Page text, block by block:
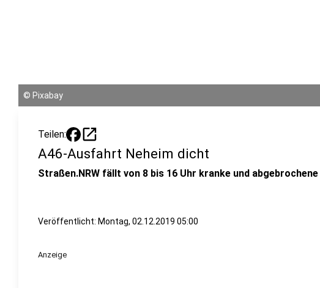
© Pixabay
Teilen: open_in_new
A46-Ausfahrt Neheim dicht
Straßen.NRW fällt von 8 bis 16 Uhr kranke und
Veröffentlicht: Montag, 02.12.2019 05:00
Anzeige